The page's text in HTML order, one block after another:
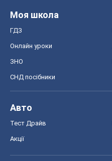
Моя школа
ГДЗ
Онлайн уроки
ЗНО
СНД посібники
Авто
Тест Драйв
Акції